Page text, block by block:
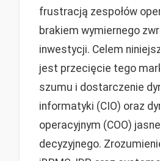
frustracją zespołów
brakiem wymiernego
inwestycji. Celem
jest przecięcie tego
szumu i dostarczenie
informatyki (CIO) oraz
operacyjnym (COO)
decyzyjnego.